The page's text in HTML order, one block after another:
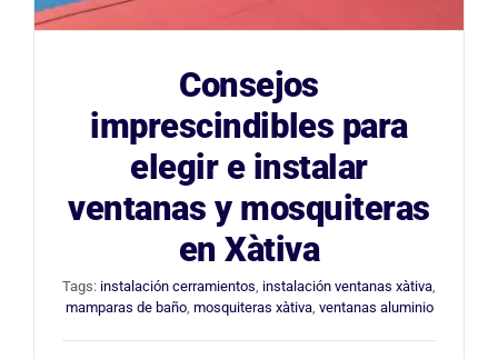
Consejos
imprescindibles para
elegir e instalar
ventanas y mosquiteras
en Xàtiva
Tags: instalación cerramientos instalación ventanas xàtiva
mamparas de baño, mosquiteras xàtiva, ventanas aluminio